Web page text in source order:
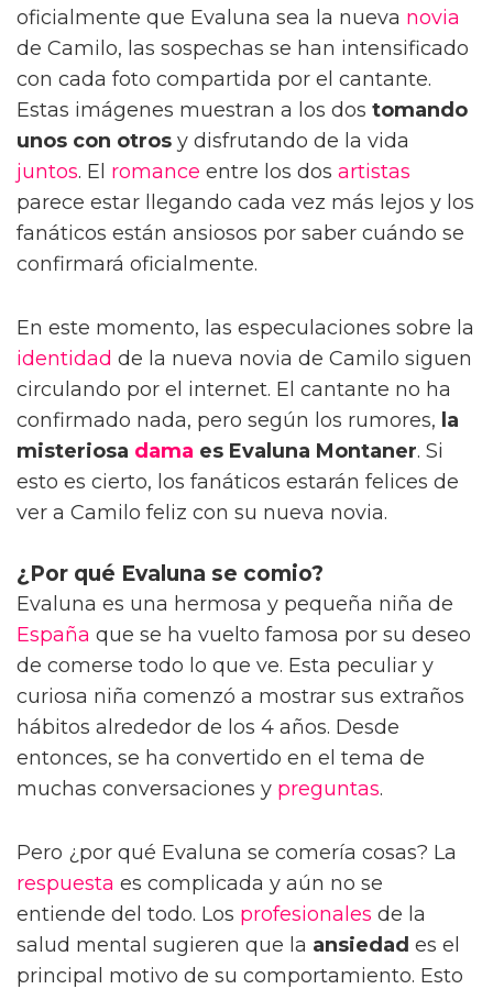
oficialmente que Evaluna sea la nueva novia
de Camilo, las sospechas se han intensificado
con cada foto compartida por el cantante.
Estas imágenes muestran a los dos tomando
unos con otros y disfrutando de la vida
juntos. El romance entre los dos artistas
parece estar llegando cada vez más lejos y los
fanáticos están ansiosos por saber cuándo se
confirmará oficialmente.
En este momento, las especulaciones sobre la
identidad de la nueva novia de Camilo siguen
circulando por el internet. El cantante no ha
confirmado nada, pero según los rumores, la
misteriosa dama es Evaluna Montaner. Si
esto es cierto, los fanáticos estarán felices de
ver a Camilo feliz con su nueva novia.
¿Por qué Evaluna se comio?
Evaluna es una hermosa y pequeña niña de
España que se ha vuelto famosa por su deseo
de comerse todo lo que ve. Esta peculiar y
curiosa niña comenzó a mostrar sus extraños
hábitos alrededor de los 4 años. Desde
entonces, se ha convertido en el tema de
muchas conversaciones y preguntas.
Pero ¿por qué Evaluna se comería cosas? La
respuesta es complicada y aún no se
entiende del todo. Los profesionales de la
salud mental sugieren que la ansiedad es el
principal motivo de su comportamiento. Esto